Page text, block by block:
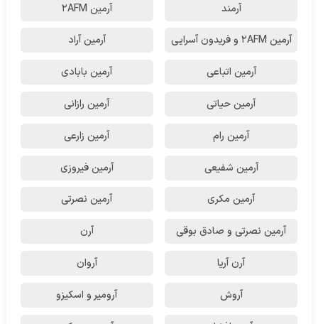
آرمند آرمین 2AFM
آرمین 2AFM و فریدون آسرایی آرمین آراد
آرمین اتباعی آرمین بابادی
آرمین حیاتی آرمین رازانی
آرمین رام آرمین زارعی
آرمین شفیعی آرمین فیروزی
آرمین مکری آرمین نصرتی
آرمین نصرتی و صادق بوقی آرن
آرن آریا آروان
آروش آرومیر و اسکیزو